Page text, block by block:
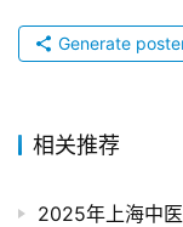
Generate
相关推荐
2025年上海中